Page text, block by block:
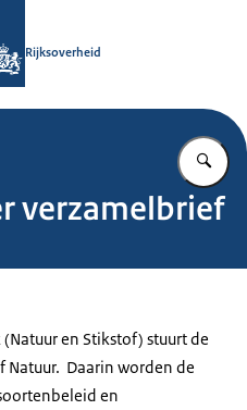
Rijksoverheid
verzamelbrief
en Stikstof) stuurt de
Natuur. Daarin worden de
en